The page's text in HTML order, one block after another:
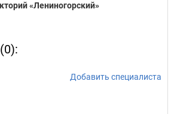
«Лениногорский»
(0):
Добавить специалиста